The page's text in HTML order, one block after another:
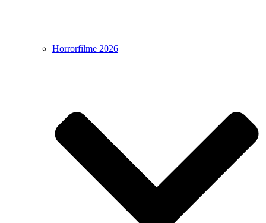
Horrorfilme 2026